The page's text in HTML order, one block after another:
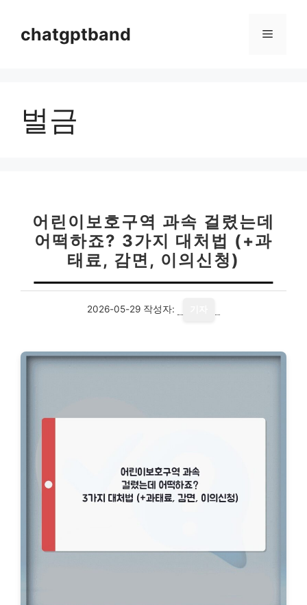
chatgptband 메
벌금
어린이보호구역 과속 걸렸는데
어떡하죠? 3가지 대처법 (+과
태료, 감면, 이의신청)
2026-05-29 작성자: